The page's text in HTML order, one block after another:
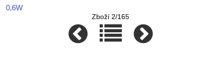
0,6W
Zboží 2/165